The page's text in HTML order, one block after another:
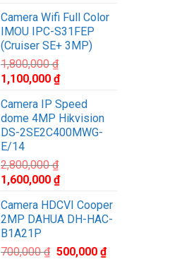
là:
1,800,000 ₫.
tại
là:
1,100,000 ₫.
Camera Wifi Full Color
IMOU IPC-S31FEP
(Cruiser SE+ 3MP)
1,800,000₫
Giá
là:
1,800,000 ₫.
1,100,000 ₫Giá
tại
là:
1,100,000 ₫.
Camera IP Speed
dome 4MP Hikvision
DS-2SE2C400MWG-
E/14
2,800,000₫
Giá
là:
2,800,000 ₫.
1,600,000 ₫Giá
tại
là:
Camera HDCVI Cooper
2MP DAHUA DH-HAC-
B1A21P
700,000₫ Giá
500,000 ₫Giá